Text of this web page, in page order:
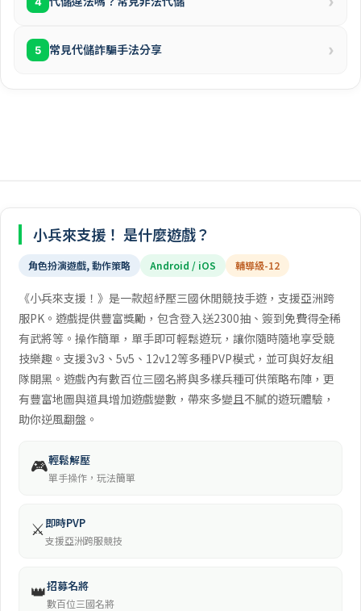
5 常見代儲詐騙手法分享 ›
小兵來支援！ 是什麼遊戲？
角色扮演遊戲, 動作策略 Android / iOS 輔導級-12
《小兵來支援！》是一款超紓壓三國休閒競技手遊，支援亞洲跨
服PK。遊戲提供豐富獎勵，包含登入送2300抽、簽到免費得全稀
有武將等。操作簡單，單手即可輕鬆遊玩，讓你隨時隨地享受競
技樂趣。支援3v3、5v5、12v12等多種PVP模式，並可與好友組
隊開黑。遊戲內有數百位三國名將與多樣兵種可供策略布陣，更
有豐富地圖與道具增加遊戲變數，帶來多變且不膩的遊玩體驗，
助你逆風翻盤。
🎮輕鬆解壓
單手操作，玩法簡單
⚔️即時PVP
支援亞洲跨服競技
👑招募名將
數百位三國名將